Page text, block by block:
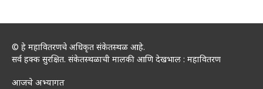
© हे महावितरणचे अधिकृत संकेतस्थळ आहे.
सर्व हक्क सुरक्षित. संकेतस्थळाची मालकी आणि देखभाल : महावितरण
आजचे अभ्यागत